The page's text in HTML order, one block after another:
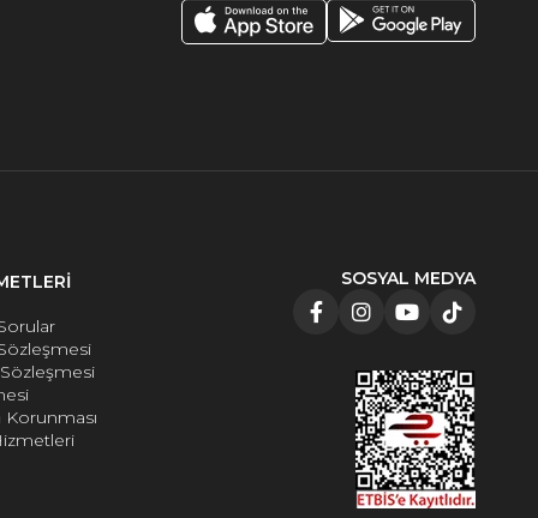
Korunması
SOSYAL MEDYA